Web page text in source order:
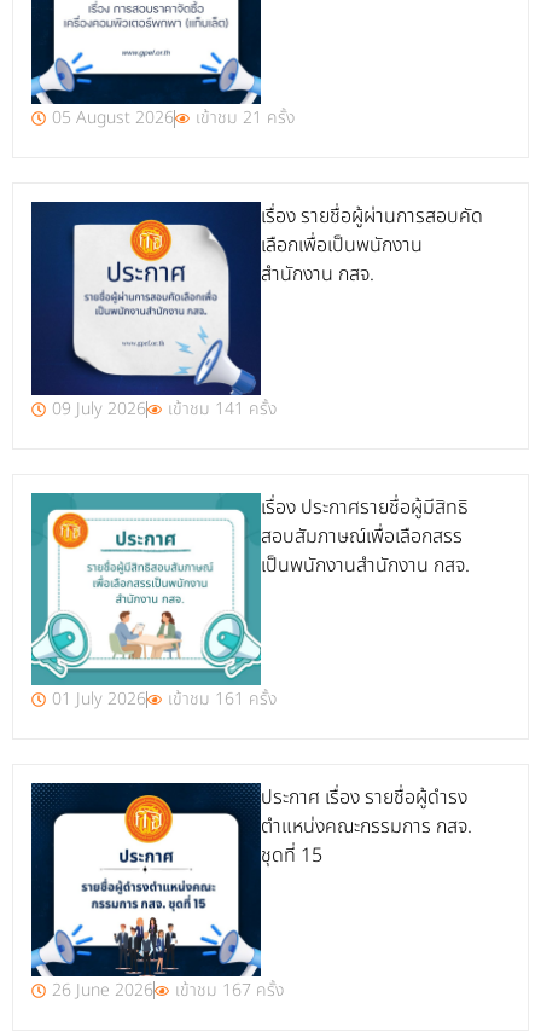
05 August 2026 เข้าชม 21 ครั้ง
เรื่อง รายชื่อผู้ผ่านการสอบคัด
เลือกเพื่อเป็นพนักงาน
สำนักงาน กสจ.
09 July 2026 เข้าชม 141 ครั้ง
เรื่อง ประกาศรายชื่อผู้มีสิทธิ
สอบสัมภาษณ์เพื่อเลือกสรร
เป็นพนักงานสำนักงาน กสจ.
01 July 2026 เข้าชม 161 ครั้ง
ประกาศ เรื่อง รายชื่อผู้ดำรง
ตำแหน่งคณะกรรมการ กสจ.
ชุดที่ 15
26 June 2026 เข้าชม 167 ครั้ง